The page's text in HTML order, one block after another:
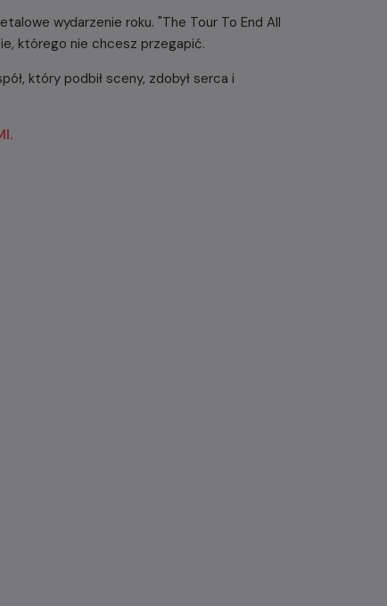
wydarzenie roku. "The Tour To End All
którego nie chcesz przegapić.
który podbił sceny, zdobył serca i